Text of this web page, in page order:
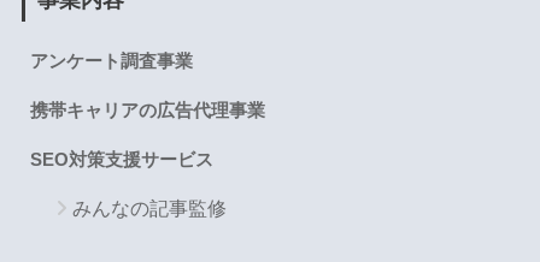
アンケート調査事業
携帯キャリアの広告代理事業
SEO対策支援サービス
みんなの記事監修